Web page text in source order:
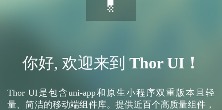
你好, 欢迎来到 Thor UI！
Thor UI是包含uni-app和原生小程序双重版本且轻
量、简洁的移动端组件库。提供近百个高质量组件，